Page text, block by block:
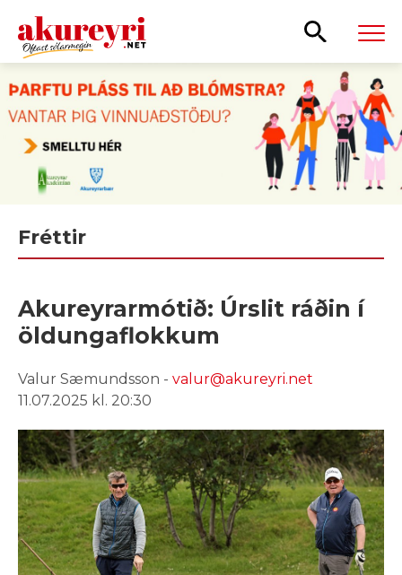
Leita
Fréttir
Akureyrarmótið: Úrslit ráðin í
öldungaflokkum
Valur Sæmundsson - valur@akureyri.net
11.07.2025 kl. 20:30